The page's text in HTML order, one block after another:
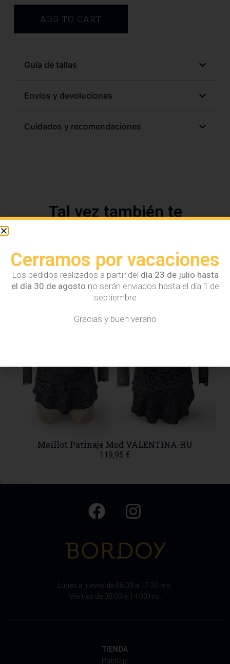
ADD TO CART
Guía de tallas
Envíos y devoluciones
Cuidados y recomendaciones
Tal vez también te
Maillot Patinaje Mod VALENTINA-RU
119,95€
Lunes a jueves de 08.00 a 17.30 hrs.
Viernes de 08.00 a 14.00 hrs.
TIENDA
Patinaje
Cerramos por vacaciones
Los pedidos realizados a partir del día 23 de julio hasta
el día 30 de agosto no serán enviados hasta el día 1 de
septiembre
Gracias y buen verano